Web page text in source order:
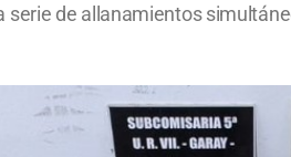
de allanamientos